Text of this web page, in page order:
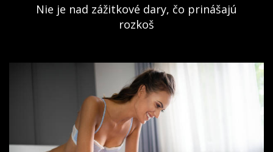
Nie je nad zážitkové dary, čo prinášajú
rozkoš